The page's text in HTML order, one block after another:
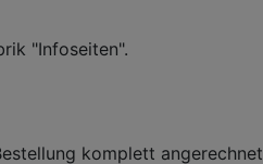
"Infoseiten".
komplett angerechnet